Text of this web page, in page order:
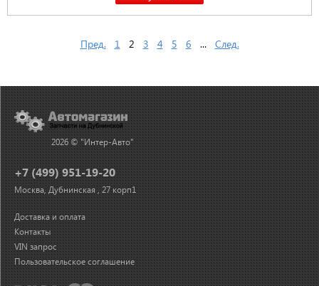
Пред. 1 2 3 4 5 6 ... След.
2026 © "Интер-Авто"
+7 (499) 951-19-20
Москва, Дубнинская , 27 корп1
Доставка и оплата
Контакты
VIN запрос
Пользовательское соглашение